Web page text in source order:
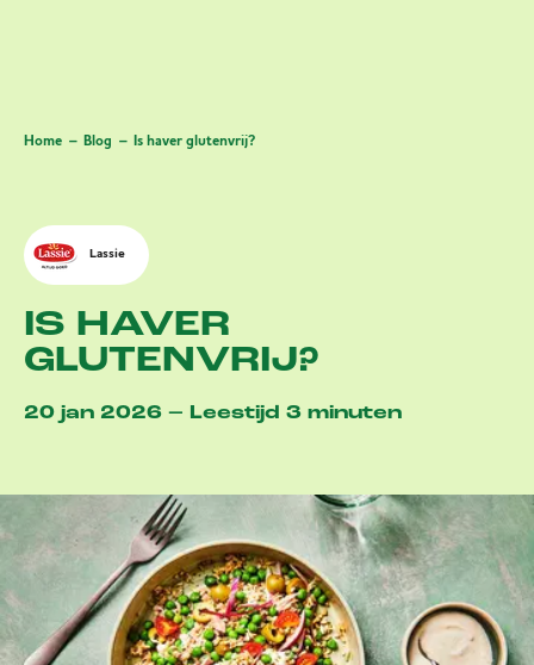
Home Blog Is haver glutenvrij?
Lassie
IS HAVER
GLUTENVRIJ?
20 jan 2026 – Leestijd 3 minuten